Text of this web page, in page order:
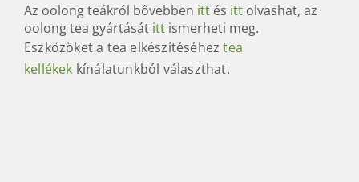
Az oolong teákról bővebben itt és itt olvashat, az
oolong tea gyártását itt ismerheti meg.
Eszközöket a tea elkészítéséhez tea
kellékek kínálatunkból választhat.